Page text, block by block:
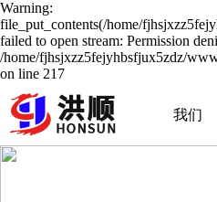
Warning:
file_put_contents(/home/
failed to open stream: Permission
/home/fjhsjxzz5fejyhbsfjux5zdz/
on line 217
我们